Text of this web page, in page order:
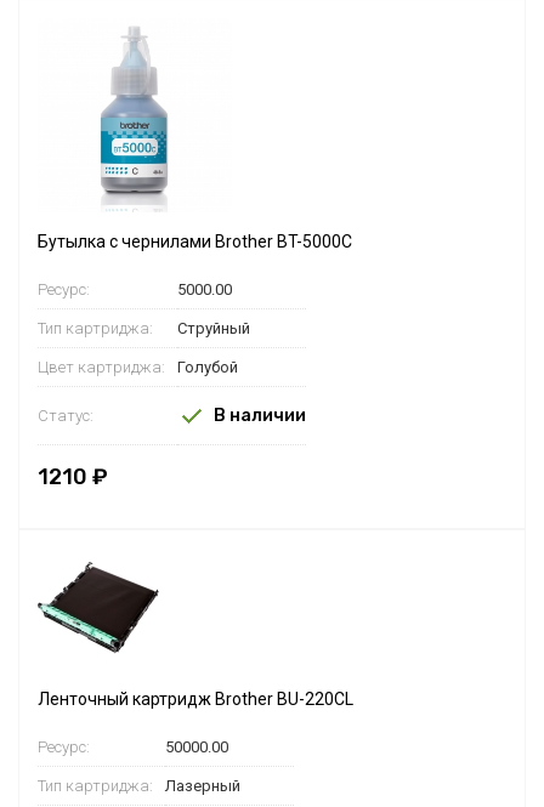
Бутылка с чернилами Brother BT-5000С
Ресурс: 5000.00
Тип картриджа: Струйный
Цвет картриджа: Голубой
Статус: В наличии
1210 ₽
Ленточный картридж Brother BU-220CL
Ресурс: 50000.00
Тип картриджа: Лазерный